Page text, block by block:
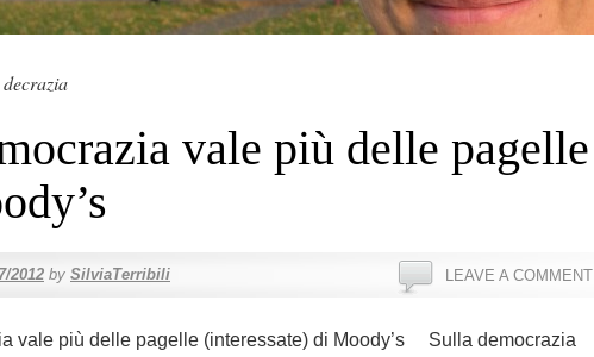
decrazia
vale più delle pagelle
2012 by SilviaTerribili LEAVE A COMMENT
vale più delle pagelle (interessate) di Moody’s Sulla democrazia